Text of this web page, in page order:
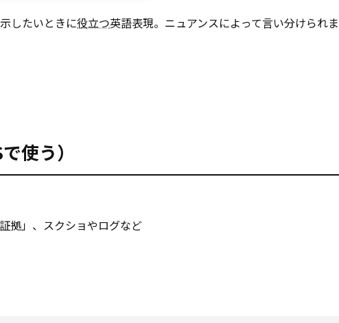
したいときに役立つ英語表現。ニュアンスによって言い分けられ
使う）
拠」、スクショやログなど